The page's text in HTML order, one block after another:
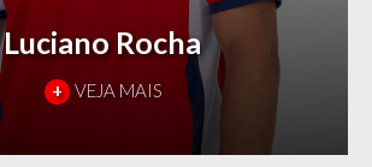
Luciano Rocha
+ VEJA MAIS